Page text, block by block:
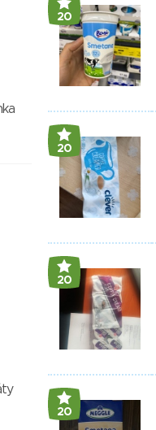
20
20
20
20